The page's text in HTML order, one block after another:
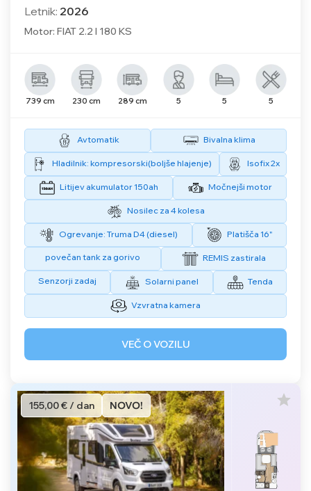
Letnik: 2026
Motor: FIAT 2.2 l 180 KS
739 cm 230 cm 289 cm 5 5 5
Avtomatik Bivalna klima
Hladilnik: kompresorski(boljše hlajenje) Isofix 2x
Litijev akumulator 150ah Močnejši motor
Nosilec za 4 kolesa
Ogrevanje: Truma D4 (diesel) Platišča 16"
povečan tank za gorivo REMIS zastirala
Senzorji zadaj Solarni panel Tenda
Vzvratna kamera
VEČ O VOZILU
155,00 € / dan NOVO!